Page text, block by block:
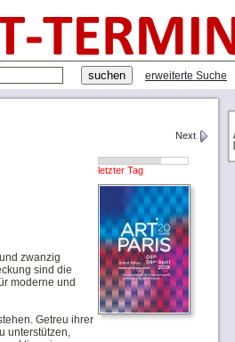
erweiterte Suche
Next
letzter Tag
zwanzig
sind die
moderne und
Getreu ihrer
unterstützen,